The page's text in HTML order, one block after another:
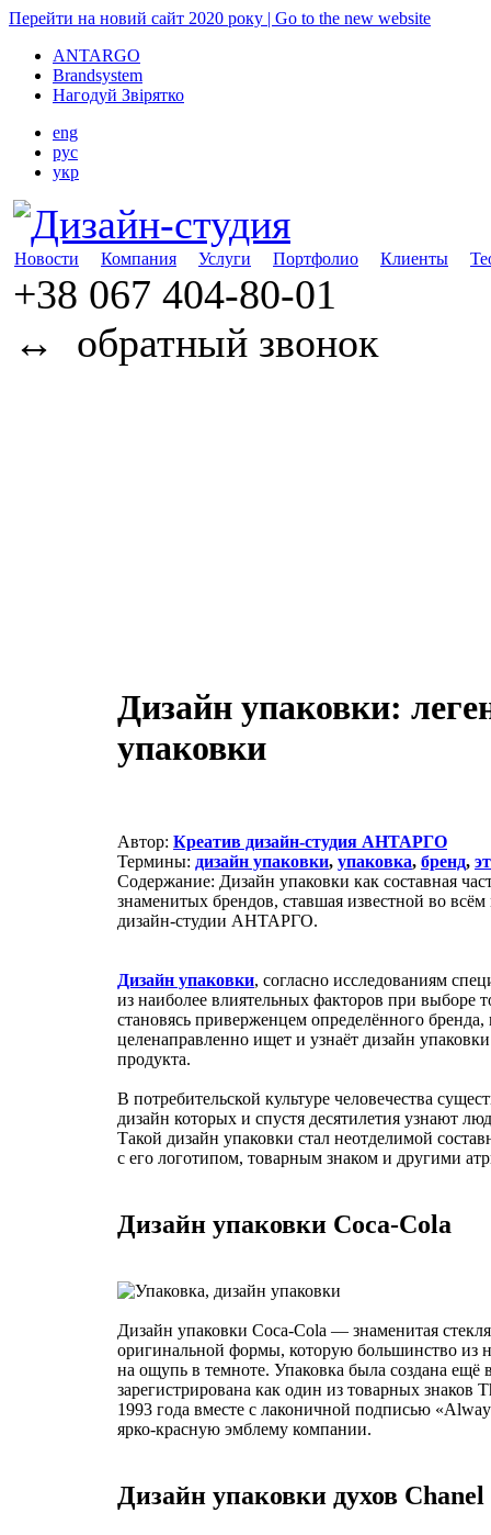
Перейти на новий сайт 2020 року | Go to the new website
ANTARGO
Brandsystem
Нагодуй Звірятко
eng
рус
укр
Новости Компания Услуги Портфолио Клиенты
+38 067 404-80-01
↔
обратный звонок
Дизайн упаковки:
упаковки
Автор: Креатив дизайн-студия АНТАРГО
Термины: дизайн упаковки, упаковка, бренд,
Содержание: Дизайн упаковки как составная
знаменитых брендов, ставшая известной во
дизайн-студии АНТАРГО.
Дизайн упаковки, согласно исследованиям
из наиболее влиятельных факторов при выборе
становясь приверженцем определённого бренда,
целенаправленно ищет и узнаёт дизайн
продукта.
В потребительской культуре человечества
дизайн которых и спустя десятилетия узнают
Такой дизайн упаковки стал неотделимой
с его логотипом, товарным знаком и другими
Дизайн упаковки Coca-Cola
Дизайн упаковки Coca-Cola — знаменитая
оригинальной формы, которую большинство из
на ощупь в темноте. Упаковка была создана ещё
зарегистрирована как один из товарных знаков
1993 года вместе с лаконичной подписью
ярко-красную эмблему компании.
Дизайн упаковки духов